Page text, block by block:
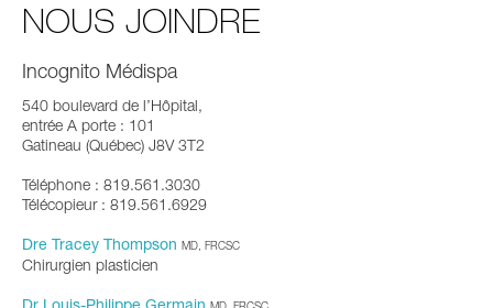
NOUS JOINDRE
Incognito Médispa
540 boulevard de l’Hôpital,
entrée A porte : 101
Gatineau (Québec) J8V 3T2
Téléphone : 819.561.3030
Télécopieur : 819.561.6929
Dre Tracey Thompson MD, FRCSC
Chirurgien plasticien